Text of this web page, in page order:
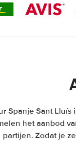
Spanje Sant
het aanbod
partijen. Zodat je